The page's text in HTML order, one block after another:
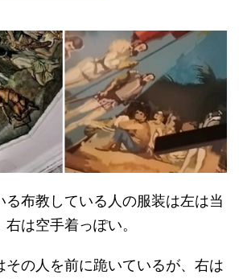
る布教している人の服装は左は当
は空手着っぽい。
その人を前に跪いているが、右は